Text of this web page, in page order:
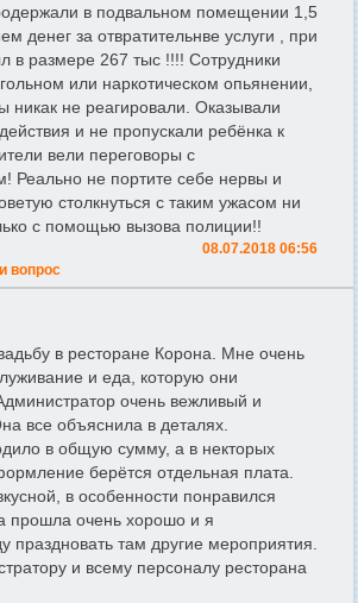
в подвальном помещении 1,5
денег за отвратительнве услуги , при
в размере 267 тыс !!!! Сотрудники
или наркотическом опьянении,
никак не реагировали. Оказывали
и не пропускали ребёнка к
вели переговоры с
Реально не портите себе нервы и
столкнуться с таким ужасом ни
с помощью вызова полиции!!
08.07.2018 06:56
вопрос
в ресторане Корона. Мне очень
и еда, которую они
очень вежливый и
все объяснила в деталях.
в общую сумму, а в некторых
берётся отдельная плата.
в особенности понравился
прошла очень хорошо и я
праздновать там другие мероприятия.
и всему персоналу ресторана